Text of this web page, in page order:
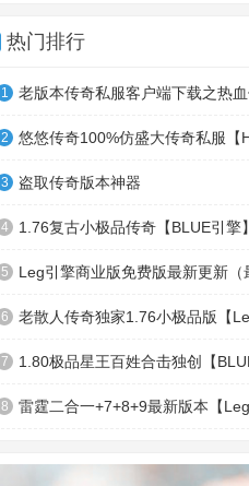
热门排行
1
2
3 盗取传奇版本神器
4 1.76复古小极品传奇【BLUE引擎】
5
6
7
8